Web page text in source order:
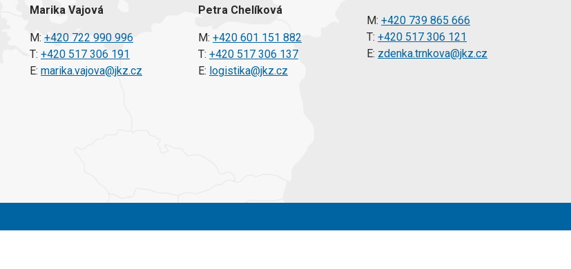
Marika Vajová
M: +420 722 990 996
T: +420 517 306 191
E: marika.vajova@jkz.cz
Petra Chelíková
M: +420 601 151 882
T: +420 517 306 137
E: logistika@jkz.cz
M: +420 739 865 666
T: +420 517 306 121
E: zdenka.trnkova@jkz.cz